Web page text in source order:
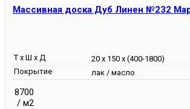
Массивная доска Дуб Линен №232
Т х Ш х Д
20 х 150 х (400-1800)
Покрытие
лак / масло
8700
/ м2